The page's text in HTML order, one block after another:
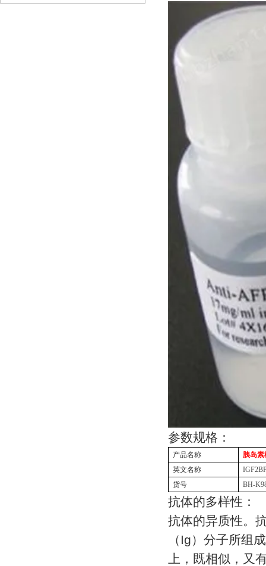
参数规格：
产品名称
胰岛素
英文名称
货号
BH-
抗体的多样性：
抗体的异质性。
（ Ig）分子所组
上，既相似，又